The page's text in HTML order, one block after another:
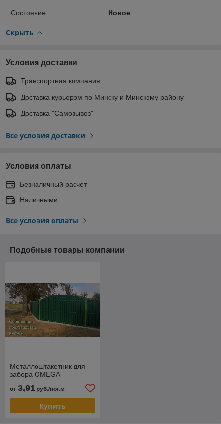
Состояние Новое
Скрыть
Условия доставки
Транспортная компания
Доставка курьером по Минску и Минскому району
Доставка "Самовывоз"
Все условия доставки
Условия оплаты
Безналичный расчет
Наличными
Все условия оплаты
Подобные товары компании
Металлоштакетник для
забора OMEGA
от 3,91 руб./пог.м
Купить